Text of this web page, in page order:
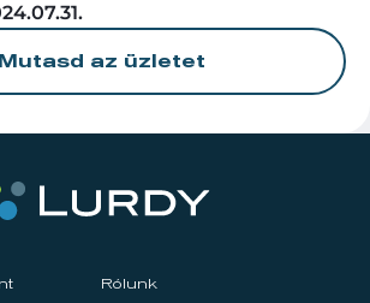
Mutasd az üzletet
Rólunk